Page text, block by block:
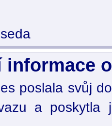
informace
poslala svůj
a poskytla